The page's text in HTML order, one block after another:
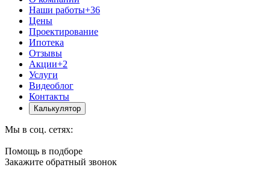
Наши работы+36
Цены
Проектирование
Ипотека
Отзывы
Акции+2
Услуги
Видеоблог
Контакты
Калькулятор
Мы в соц. сетях:
Помощь в подборе
Закажите обратный звонок